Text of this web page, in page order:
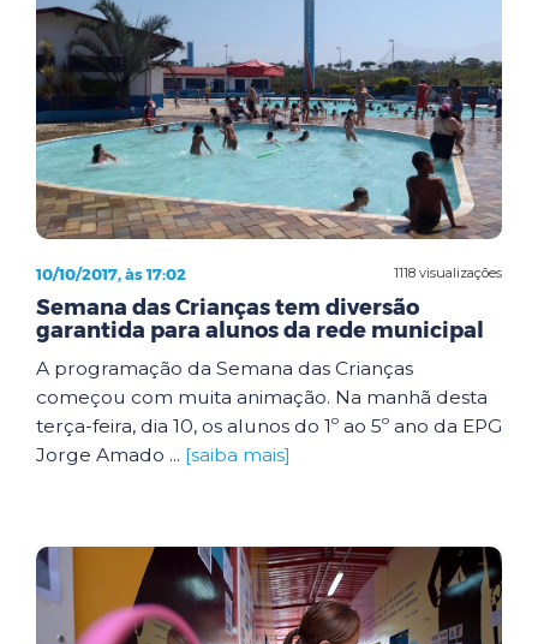
1118 visualizações
10/10/2017, às 17:02
Semana das Crianças tem diversão
garantida para alunos da rede municipal
A programação da Semana das Crianças
começou com muita animação. Na manhã desta
terça-feira, dia 10, os alunos do 1º ao 5º ano da EPG
Jorge Amado ... [saiba mais]